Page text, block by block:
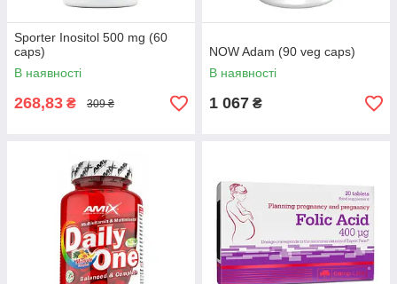
Sporter Inositol 500 mg (60
caps)
В наявності
268,83 ₴ 309 ₴
NOW Adam (90 veg caps)
В наявності
1 067 ₴